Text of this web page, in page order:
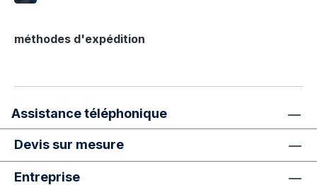
méthodes d'expédition
Assistance téléphonique
Devis sur mesure
Entreprise